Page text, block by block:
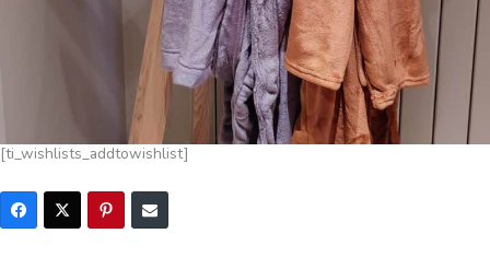
[ti_wishlists_addtowishlist]